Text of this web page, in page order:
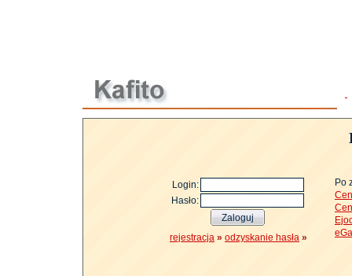
Login:
Hasło:
rejestracja » odzyskanie hasła »
Po